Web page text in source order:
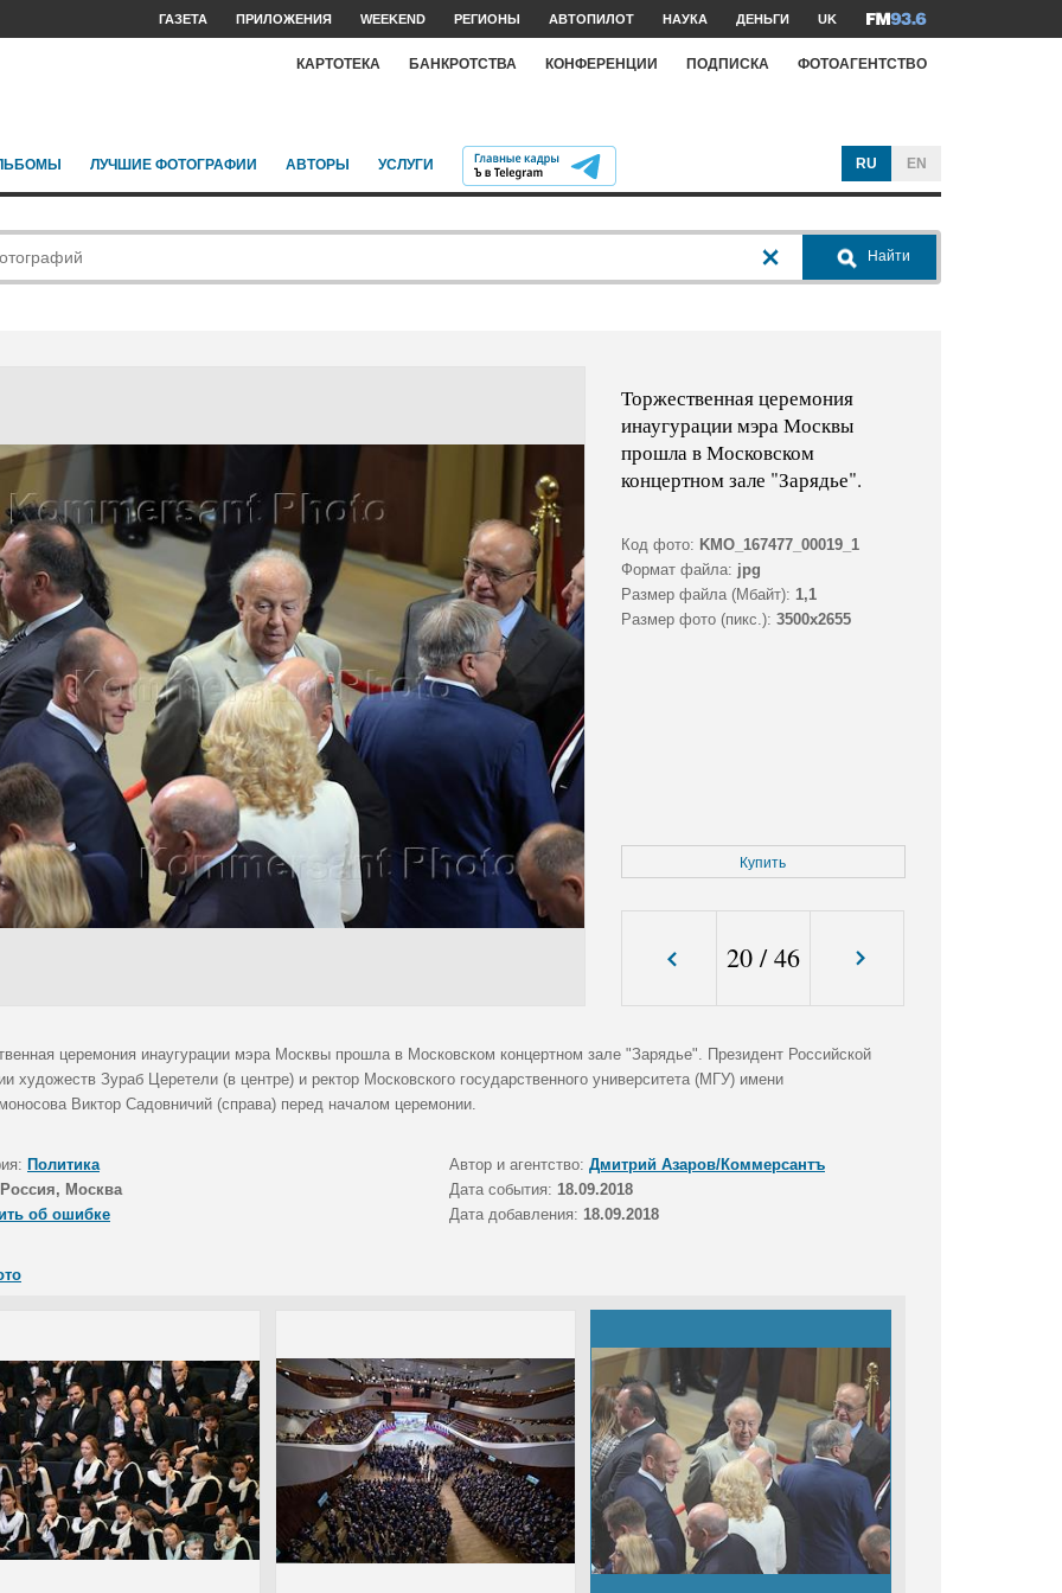
ГАЗЕТА ПРИЛОЖЕНИЯ WEEKEND РЕГИОНЫ АВТОПИЛОТ НАУКА ДЕНЬГИ UK
КАРТОТЕКА БАНКРОТСТВА КОНФЕРЕНЦИИ ПОДПИСКА ФОТОАГЕНТСТВО
ЛУЧШИЕ ФОТОГРАФИИ АВТОРЫ УСЛУГИ RU EN
Найти
Торжественная церемония
инаугурации мэра Москвы
прошла в Московском
концертном зале "Зарядье".
Код фото: KMO_167477_00019_1
Формат файла: jpg
Размер файла (Мбайт): 1,1
Размер фото (пикс.): 3500x2655
Купить
20/46
церемония инаугурации мэра Москвы прошла в Московском концертном зале "Зарядье". Президент Российской
художеств Зураб Церетели (в центре) и ректор Московского государственного университета (МГУ) имени
Виктор Садовничий (справа) перед началом церемонии.
Политика Автор и агентство: Дмитрий Азаров/Коммерсантъ
Россия, Москва Дата события: 18.09.2018
об ошибке
Дата добавления: 18.09.2018